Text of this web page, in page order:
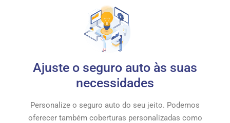
Ajuste o seguro auto às suas
necessidades
Personalize o seguro auto do seu jeito. Podemos
oferecer também coberturas personalizadas como